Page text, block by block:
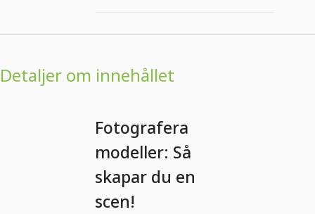
Detaljer om innehållet
Fotografera
modeller: Så
skapar du en
scen!